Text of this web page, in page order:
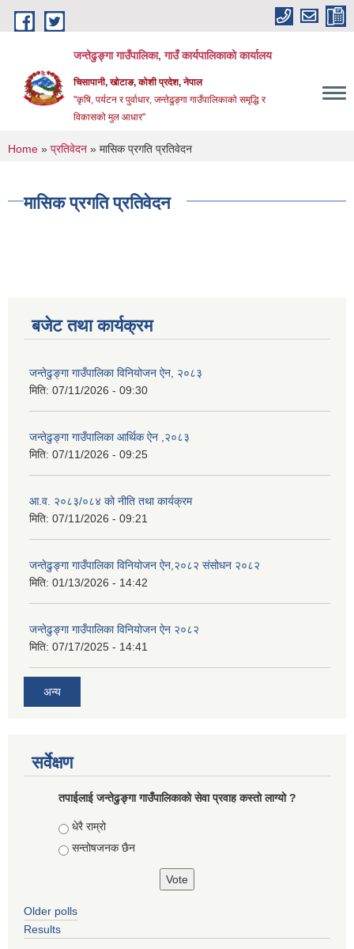
Skip to main content
जन्तेढुङ्गा गाउँपालिका, गाउँ कार्यपालिकाको कार्यालय
चिसापानी, खोटाङ, कोशी प्रदेश, नेपाल
"कृषि, पर्यटन र पुर्वाधार, जन्तेढुङ्गा गाउँपालिकाको समृद्धि र
विकासको मुल आधार"
You are here
Home » प्रतिवेदन » मासिक प्रगति प्रतिवेदन
मासिक प्रगति प्रतिवेदन
बजेट तथा कार्यक्रम
जन्तेढुङ्गा गाउँपालिका विनियोजन ऐन, २०८३
मिति: 07/11/2026 - 09:30
जन्तेढुङ्गा गाउँपालिका आर्थिक ऐन ,२०८३
मिति: 07/11/2026 - 09:25
आ.व. २०८३/०८४ को नीति तथा कार्यक्रम
मिति: 07/11/2026 - 09:21
जन्तेढुङ्गा गाउँपालिका विनियोजन ऐन,२०८२ संसोधन २०८२
मिति: 01/13/2026 - 14:42
जन्तेढुङ्गा गाउँपालिका विनियोजन ऐन २०८२
मिति: 07/17/2025 - 14:41
अन्य
सर्वेक्षण
तपाईलाई जन्तेढुङ्गा गाउँपालिकाको सेवा प्रवाह कस्तो लाग्यो ?
Choices
धेरै राम्रो
सन्तोषजनक छैन
Older polls
Results